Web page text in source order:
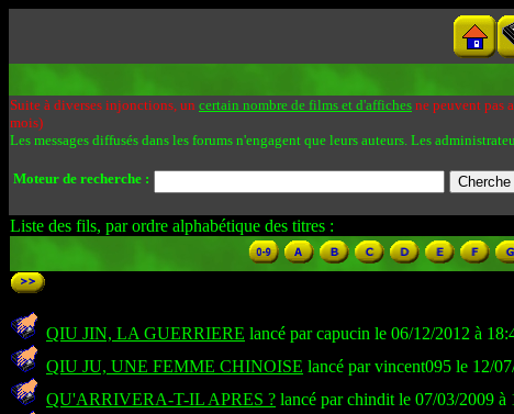
Suite à diverses injonctions, un certain nombre de films et d'affiches ne peuvent pas
mois)
Les messages diffusés dans les forums n'engagent que leurs auteurs. Les
Moteur de recherche :
Liste des fils, par ordre alphabétique des titres :
QIU JIN, LA GUERRIERE lancé par capucin le 06/12/2012 à
QIU JU, UNE FEMME CHINOISE lancé par vincent095 le 12/
QU'ARRIVERA-T-IL APRES ? lancé par chindit le 07/03/2009 à